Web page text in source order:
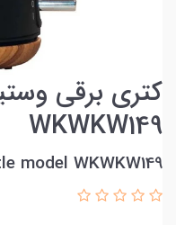
کتری برقی
WKWKW149
model WKWKW149